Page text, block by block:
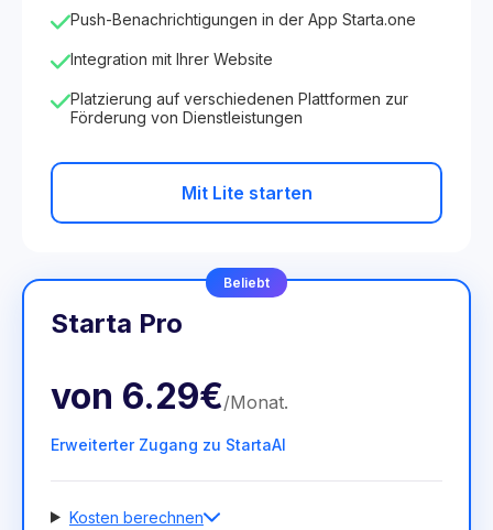
Push-Benachrichtigungen in der App Starta.one
Integration mit Ihrer Website
Platzierung auf verschiedenen Plattformen zur
Förderung von Dienstleistungen
Mit Lite starten
Beliebt
Starta Pro
von 6.29€/Monat.
Erweiterter Zugang zu StartaAI
Kosten berechnen